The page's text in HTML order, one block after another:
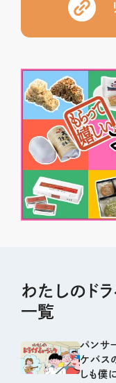
わたしのド
一覧
パンサ
ケバス
しも僕